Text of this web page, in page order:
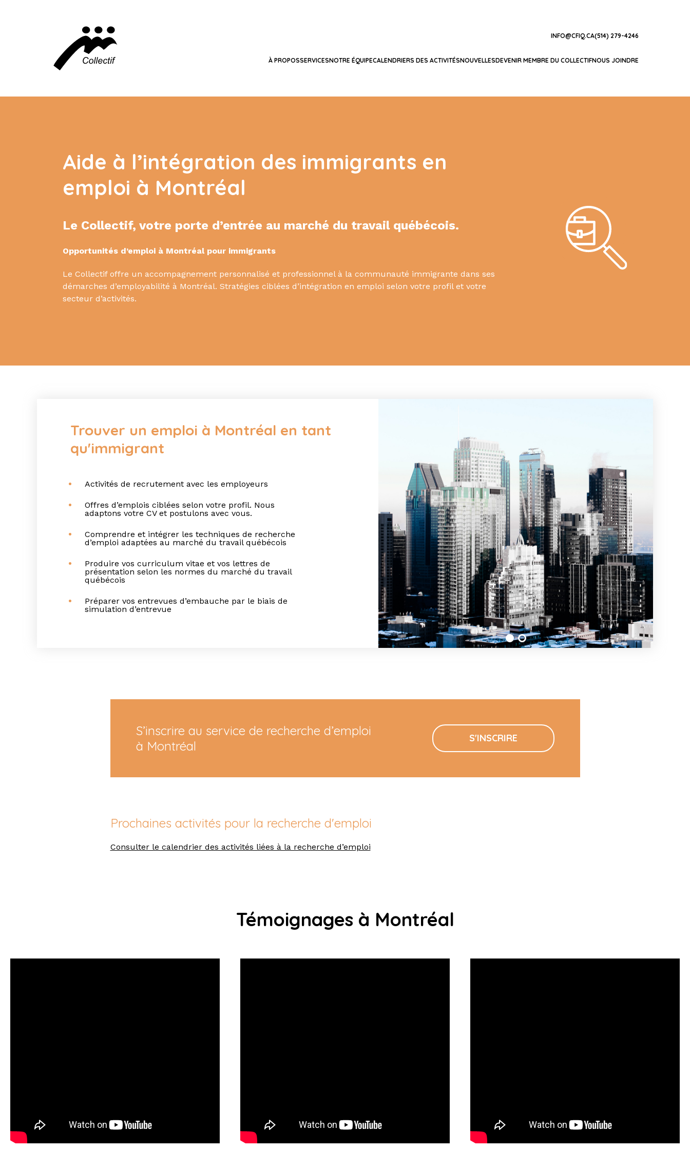
INFO@CFIQ.CA(514) 279-4246
À PROPOSSERVICESNOTRE ÉQUIPECALENDRIERS DES ACTIVITÉSNOUVELLESDEVENIR MEMBRE DU COLLECTIFNOUS JOINDRE
Aide à l’intégration des immigrants en
emploi à Montréal
Le Collectif, votre porte d’entrée au marché du travail québécois.
Opportunités d’emploi à Montréal pour immigrants
Le Collectif offre un accompagnement personnalisé et professionnel à la communauté immigrante dans ses
démarches d’employabilité à Montréal. Stratégies ciblées d’intégration en emploi selon votre profil et votre
secteur d’activités.
Trouver un emploi à Montréal en tant
qu'immigrant
Activités de recrutement avec les employeurs
Offres d’emplois ciblées selon votre profil. Nous
adaptons votre CV et postulons avec vous.
Comprendre et intégrer les techniques de recherche
d’emploi adaptées au marché du travail québécois
Produire vos curriculum vitae et vos lettres de
présentation selon les normes du marché du travail
québécois
Préparer vos entrevues d’embauche par le biais de
simulation d’entrevue
S’inscrire au service de recherche d’emploi
à Montréal
S'INSCRIRE
Prochaines activités pour la recherche d'emploi
Consulter le calendrier des activités liées à la recherche d’emploi
Témoignages à Montréal